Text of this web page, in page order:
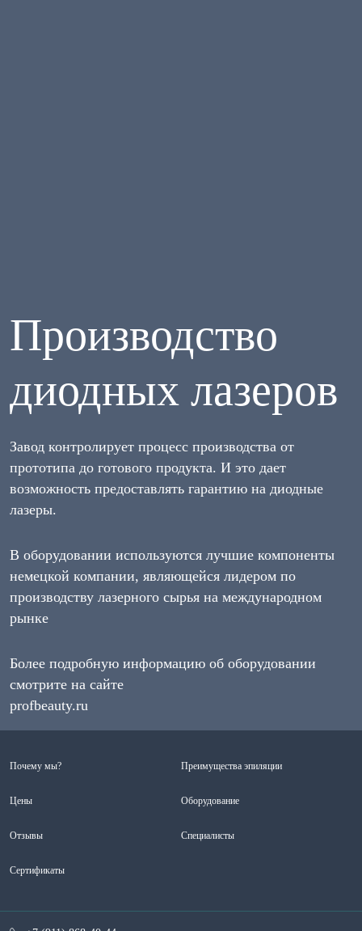
Производство
диодных лазеров
Завод контролирует процесс производства от
прототипа до готового продукта. И это дает
возможность предоставлять гарантию на диодные
лазеры.
В оборудовании используются лучшие компоненты
немецкой компании, являющейся лидером по
производству лазерного сырья на международном
рынке
Более подробную информацию об оборудовании
смотрите на сайте
profbeauty.ru
Почему мы? Преимущества эпиляции
Цены Оборудование
Отзывы Специалисты
Сертификаты